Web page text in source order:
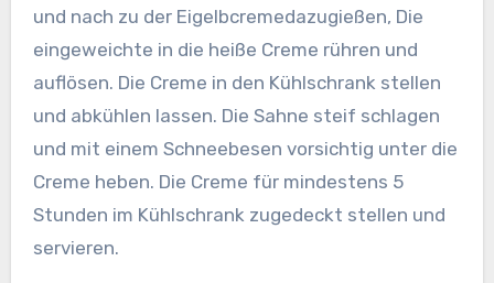
und nach zu der Eigelbcremedazugießen, Die
eingeweichte in die heiße Creme rühren und
auflösen. Die Creme in den Kühlschrank stellen
und abkühlen lassen. Die Sahne steif schlagen
und mit einem Schneebesen vorsichtig unter die
Creme heben. Die Creme für mindestens 5
Stunden im Kühlschrank zugedeckt stellen und
servieren.